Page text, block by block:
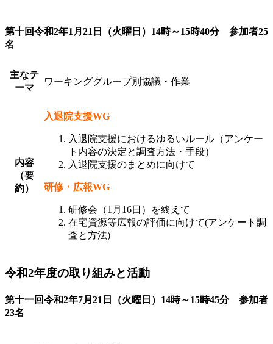
第十回令和2年1月21日（火曜日）14時～15時40分 参加者25
名
主なテ
ーマ
ワーキンググループ別協議・作業
内容
（要
約）
入退院支援WG
入退院支援におけるゆるいルール（アンケー
ト内容の決定と調査方法・手段）
入退院支援のまとめに向けて
研修・広報WG
研修会（1月16日）を終えて
在宅資源等広報の評価に向けて(アンケート調
査と方法)
令和2年度の取り組みと活動
第十一回令和2年7月21日（火曜日）14時～15時45分 参加者
23名